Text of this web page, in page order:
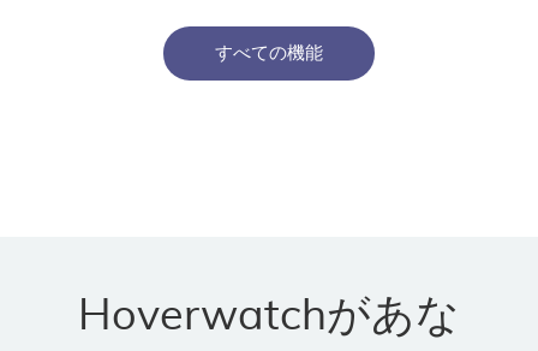
すべての機能
Hoverwatchがあな